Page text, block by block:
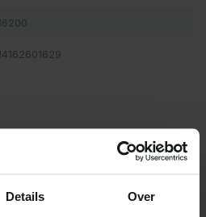
Details Over
reviews